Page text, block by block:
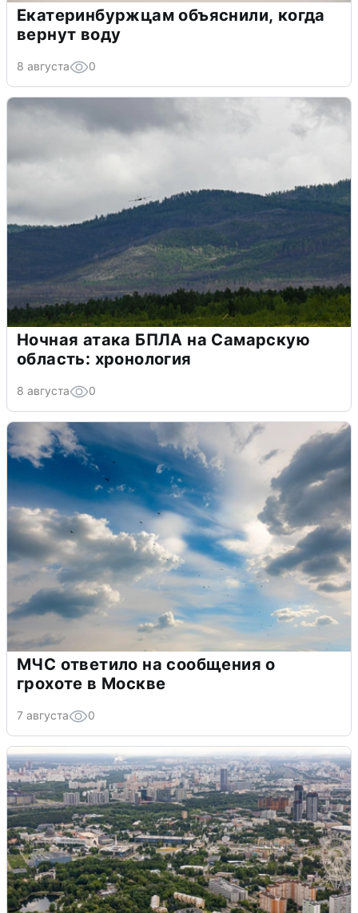
Екатеринбуржцам объяснили, когда
вернут воду
8 августа 0
Ночная атака БПЛА на Самарскую
область: хронология
8 августа 0
МЧС ответило на сообщения о
грохоте в Москве
7 августа 0